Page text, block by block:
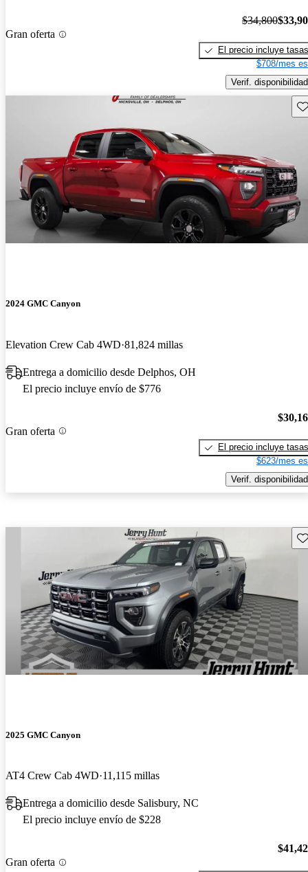
Gran oferta
$34,800
El precio incluye tasas
$708/mes
Verif. disponibilidad
2024 GMC Canyon
Elevation Crew Cab 4WD 81,824 millas
Entrega a domicilio desde Delphos, OH
El precio incluye envío de $776
Gran oferta
El precio incluye tasas
$623/mes
Verif. disponibilidad
2025 GMC Canyon
AT4 Crew Cab 4WD 11,115 millas
Entrega a domicilio desde Salisbury, NC
El precio incluye envío de $228
Gran oferta